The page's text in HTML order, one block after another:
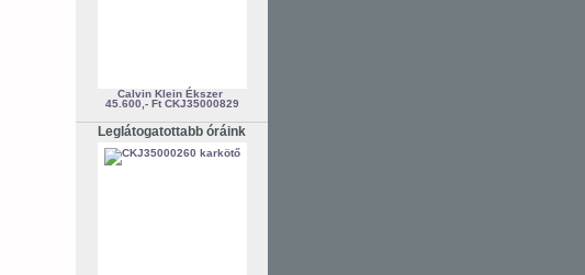
Calvin Klein Ékszer
45.600,- Ft CKJ35000829
Leglátogatottabb óráink